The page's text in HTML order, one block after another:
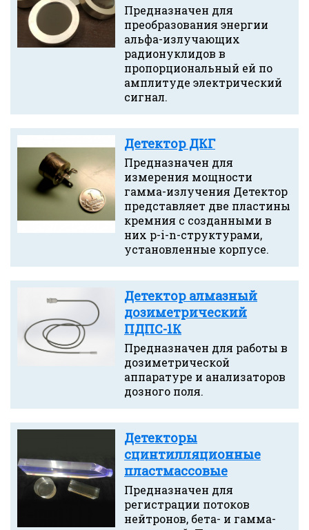
Предназначен для
преобразования энергии
альфа-излучающих
радионуклидов в
пропорциональный ей по
амплитуде электрический
сигнал.
Детектор ДКГ
Предназначен для
измерения мощности
гамма-излучения Детектор
представляет две пластины
кремния с созданными в
них p-i-n-структурами,
установленные корпусе.
Детектор алмазный
дозиметрический
ПДПС-1К
Предназначен для работы в
дозиметрической
аппаратуре и анализаторов
дозного поля.
Детекторы
сцинтилляционные
пластмассовые
Предназначен для
регистрации потоков
нейтронов, бета- и гамма-